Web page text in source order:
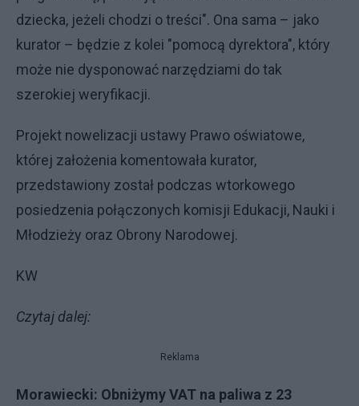
dziecka, jeżeli chodzi o treści". Ona sama – jako
kurator – będzie z kolei "pomocą dyrektora", który
może nie dysponować narzędziami do tak
szerokiej weryfikacji.
Projekt nowelizacji ustawy Prawo oświatowe,
której założenia komentowała kurator,
przedstawiony został podczas wtorkowego
posiedzenia połączonych komisji Edukacji, Nauki i
Młodzieży oraz Obrony Narodowej.
KW
Czytaj dalej:
Reklama
Morawiecki: Obniżymy VAT na paliwa z 23